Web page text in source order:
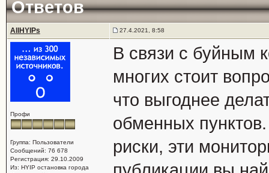
Ответов
AllHYIPs 27.4.2021, 8:58
Профи
Группа: Пользователи
Сообщений: 76 678
Регистрация: 29.10.2009
Из: HYIP остановка города
В связи с буйным
многих стоит
что выгоднее
обменных
риски, эти